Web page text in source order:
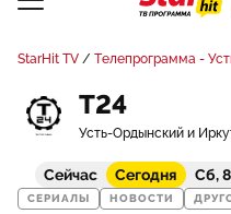
StarHit TV Телепрограмма -
Т24
Усть-Ордынский и
Сейчас Сегодня Сб, 8
СЕРИАЛЫ НОВОСТИ